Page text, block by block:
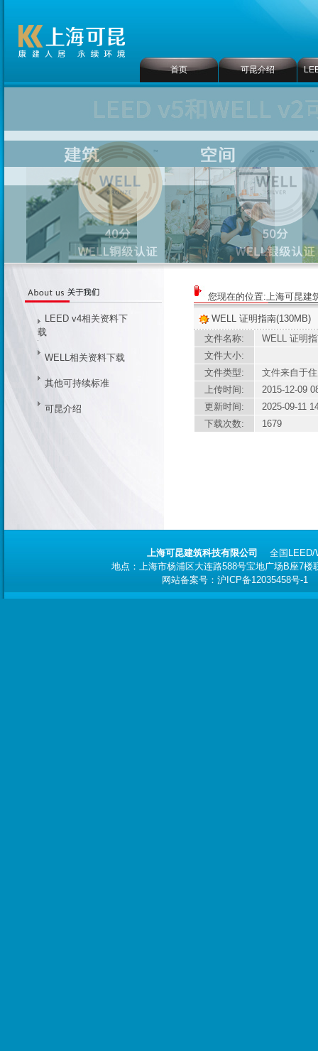
首页 可昆介绍
LEED v4相关资料下
载
WELL相关资料下载
其他可持续标准
可昆介绍
您现在的位置:上海可昆建
WELL 证明指南(130MB)
文件名称:
WELL 证明
文件大小:
文件类型:
文件来自于
上传时间:
2015-12-09
更新时间:
2025-09-11
下载次数:
1679
上海可昆建筑科技有限公司 全国 LEED/
地点：上海市杨浦区大连路588号宝地广场B座7
网站备案号： 沪ICP备12035458号-1